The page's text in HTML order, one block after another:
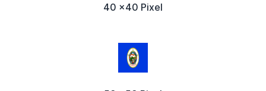
40 x40 Pixel